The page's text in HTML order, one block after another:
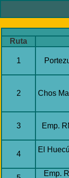
Ruta
1
2 Chos
3 Emp.
4
El
Emp.